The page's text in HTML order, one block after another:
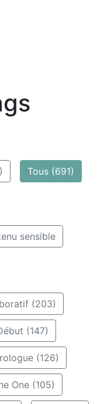
Tous (691)
sensible
(203)
(147)
(126)
One (105)